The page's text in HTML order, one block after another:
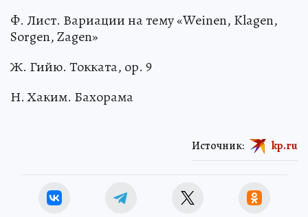
Ф. Лист. Вариации на тему «Weinen, Klagen,
Sorgen, Zagen»
Ж. Гийю. Токката, ор. 9
Н. Хаким. Бахорама
Источник: kp.ru